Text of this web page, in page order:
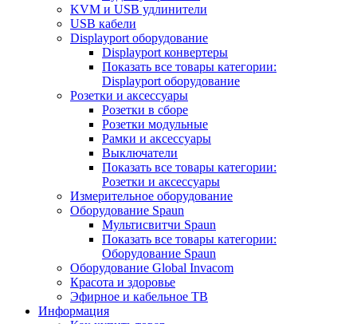
KVM и USB удлинители
USB кабели
Displayport оборудование
Displayport конвертеры
Показать все товары категории:
Displayport оборудование
Розетки и аксессуары
Розетки в сборе
Розетки модульные
Рамки и аксессуары
Выключатели
Показать все товары категории:
Розетки и аксессуары
Измерительное оборудование
Оборудование Spaun
Мультисвитчи Spaun
Показать все товары категории:
Оборудование Spaun
Оборудование Global Invacom
Красота и здоровье
Эфирное и кабельное ТВ
Информация